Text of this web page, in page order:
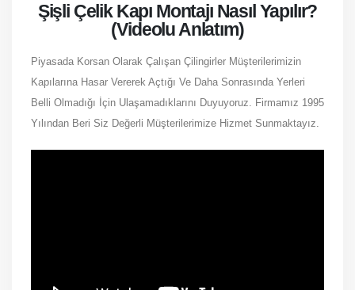
Şişli Çelik Kapı Montajı Nasıl Yapılır?
(Videolu Anlatım)
Piyasada Korsan Olarak Çalışan Çilingirler Müşterilerimizin
Kapılarına Hasar Vererek Açtığı Ve Daha Sonrasında Yerleri
Belli Olmadığı İçin Ulaşamadıklarını Duyuyoruz. Firmamız 1995
Yılından Beri Siz Değerli Müşterilerimize Hizmet Sunmaktayız.